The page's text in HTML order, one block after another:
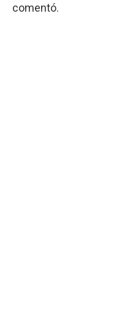
comentó.